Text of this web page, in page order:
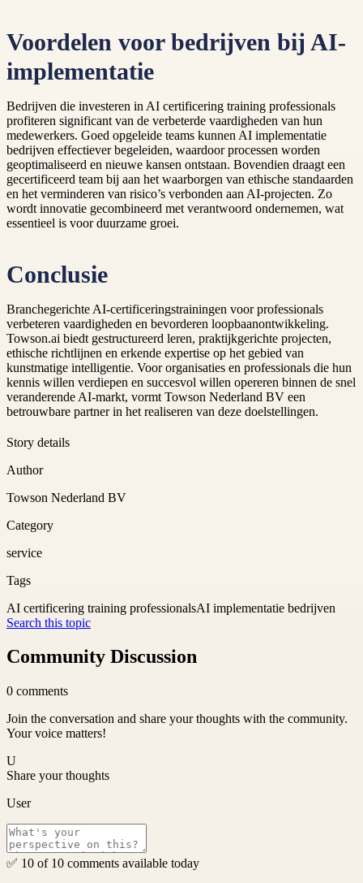
Voordelen voor bedrijven bij AI-
implementatie
Bedrijven die investeren in AI certificering training professionals
profiteren significant van de verbeterde vaardigheden van hun
medewerkers. Goed opgeleide teams kunnen AI implementatie
bedrijven effectiever begeleiden, waardoor processen worden
geoptimaliseerd en nieuwe kansen ontstaan. Bovendien draagt een
gecertificeerd team bij aan het waarborgen van ethische standaarden
en het verminderen van risico’s verbonden aan AI-projecten. Zo
wordt innovatie gecombineerd met verantwoord ondernemen, wat
essentieel is voor duurzame groei.
Conclusie
Branchegerichte AI-certificeringstrainingen voor professionals
verbeteren vaardigheden en bevorderen loopbaanontwikkeling.
Towson.ai biedt gestructureerd leren, praktijkgerichte projecten,
ethische richtlijnen en erkende expertise op het gebied van
kunstmatige intelligentie. Voor organisaties en professionals die hun
kennis willen verdiepen en succesvol willen opereren binnen de snel
veranderende AI-markt, vormt Towson Nederland BV een
betrouwbare partner in het realiseren van deze doelstellingen.
Story details
Author
Towson Nederland BV
Category
service
Tags
AI certificering training professionalsAI implementatie bedrijven
Search this topic
Community Discussion
0 comments
Join the conversation and share your thoughts with the community.
Your voice matters!
U
Share your thoughts
User
✅ 10 of 10 comments available today